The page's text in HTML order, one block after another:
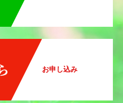
お申し込み